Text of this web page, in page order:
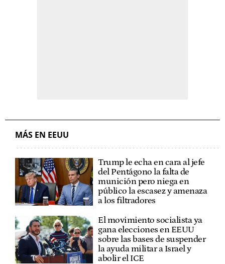
MÁS EN EEUU
Trump le echa en cara al jefe
del Pentágono la falta de
munición pero niega en
público la escasez y amenaza
a los filtradores
El movimiento socialista ya
gana elecciones en EEUU
sobre las bases de suspender
la ayuda militar a Israel y
abolir el ICE